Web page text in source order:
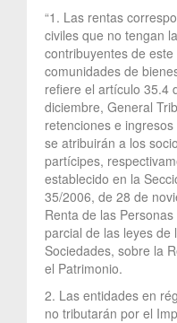
“1. Las rentas
civiles que no tengan
contribuyentes de
comunidades de
refiere el artículo 35.4
diciembre, General
retenciones e
se atribuirán a los
partícipes,
establecido en la
35/2006, de 28 de
Renta de las
parcial de las leyes de
Sociedades, sobre la
el Patrimonio.
2. Las entidades en
no tributarán por el